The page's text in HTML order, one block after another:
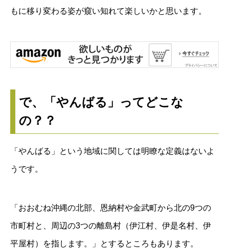
もに移り変わる姿が窺い知れて楽しいかと思います。
で、「やんばる」ってどこな
の？？
「やんばる」という地域に関しては明瞭な定義はないよ
うです。
「おおむね沖縄の北部、恩納村や金武町から北の9つの
市町村と、周辺の3つの離島村（伊江村、伊是名村、伊
平屋村）を指します。」とするところもあります。